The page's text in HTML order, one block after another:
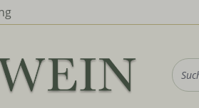
springen